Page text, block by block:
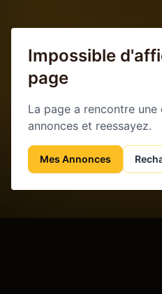
Impossible
page
La page a rencontre une
annonces et reessayez.
Mes Annonces